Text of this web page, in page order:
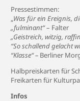
Pressestimmen:
„Was für ein Ereignis,
„fulminant“– Falter
„Geistreich, witzig,
“So schallend gelacht
“Klasse“ – Berliner
Halbpreiskarten für
Freikarten für
Infos